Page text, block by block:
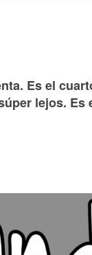
Es el
lejos. Es